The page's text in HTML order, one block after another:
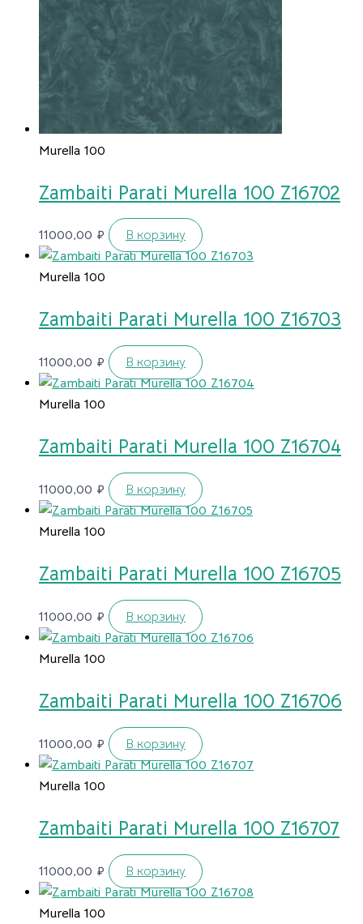
Murella 100
Zambaiti Parati Murella 100 Z16702
11000,00 ₽ В корзину
Murella 100
Zambaiti Parati Murella 100 Z16703
11000,00 ₽ В корзину
Murella 100
Zambaiti Parati Murella 100 Z16704
11000,00 ₽ В корзину
Murella 100
Zambaiti Parati Murella 100 Z16705
11000,00 ₽ В корзину
Murella 100
Zambaiti Parati Murella 100 Z16706
11000,00 ₽ В корзину
Murella 100
Zambaiti Parati Murella 100 Z16707
11000,00 ₽ В корзину
Murella 100